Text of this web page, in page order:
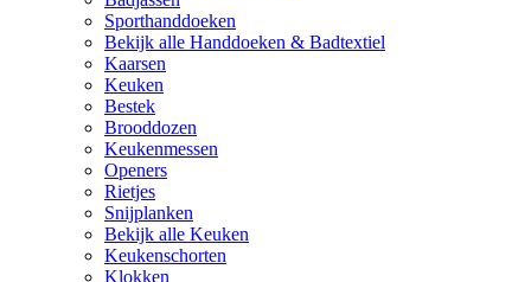
Sporthanddoeken
Bekijk alle Handdoeken & Badtextiel
Kaarsen
Keuken
Bestek
Brooddozen
Keukenmessen
Openers
Rietjes
Snijplanken
Bekijk alle Keuken
Keukenschorten
Klokken